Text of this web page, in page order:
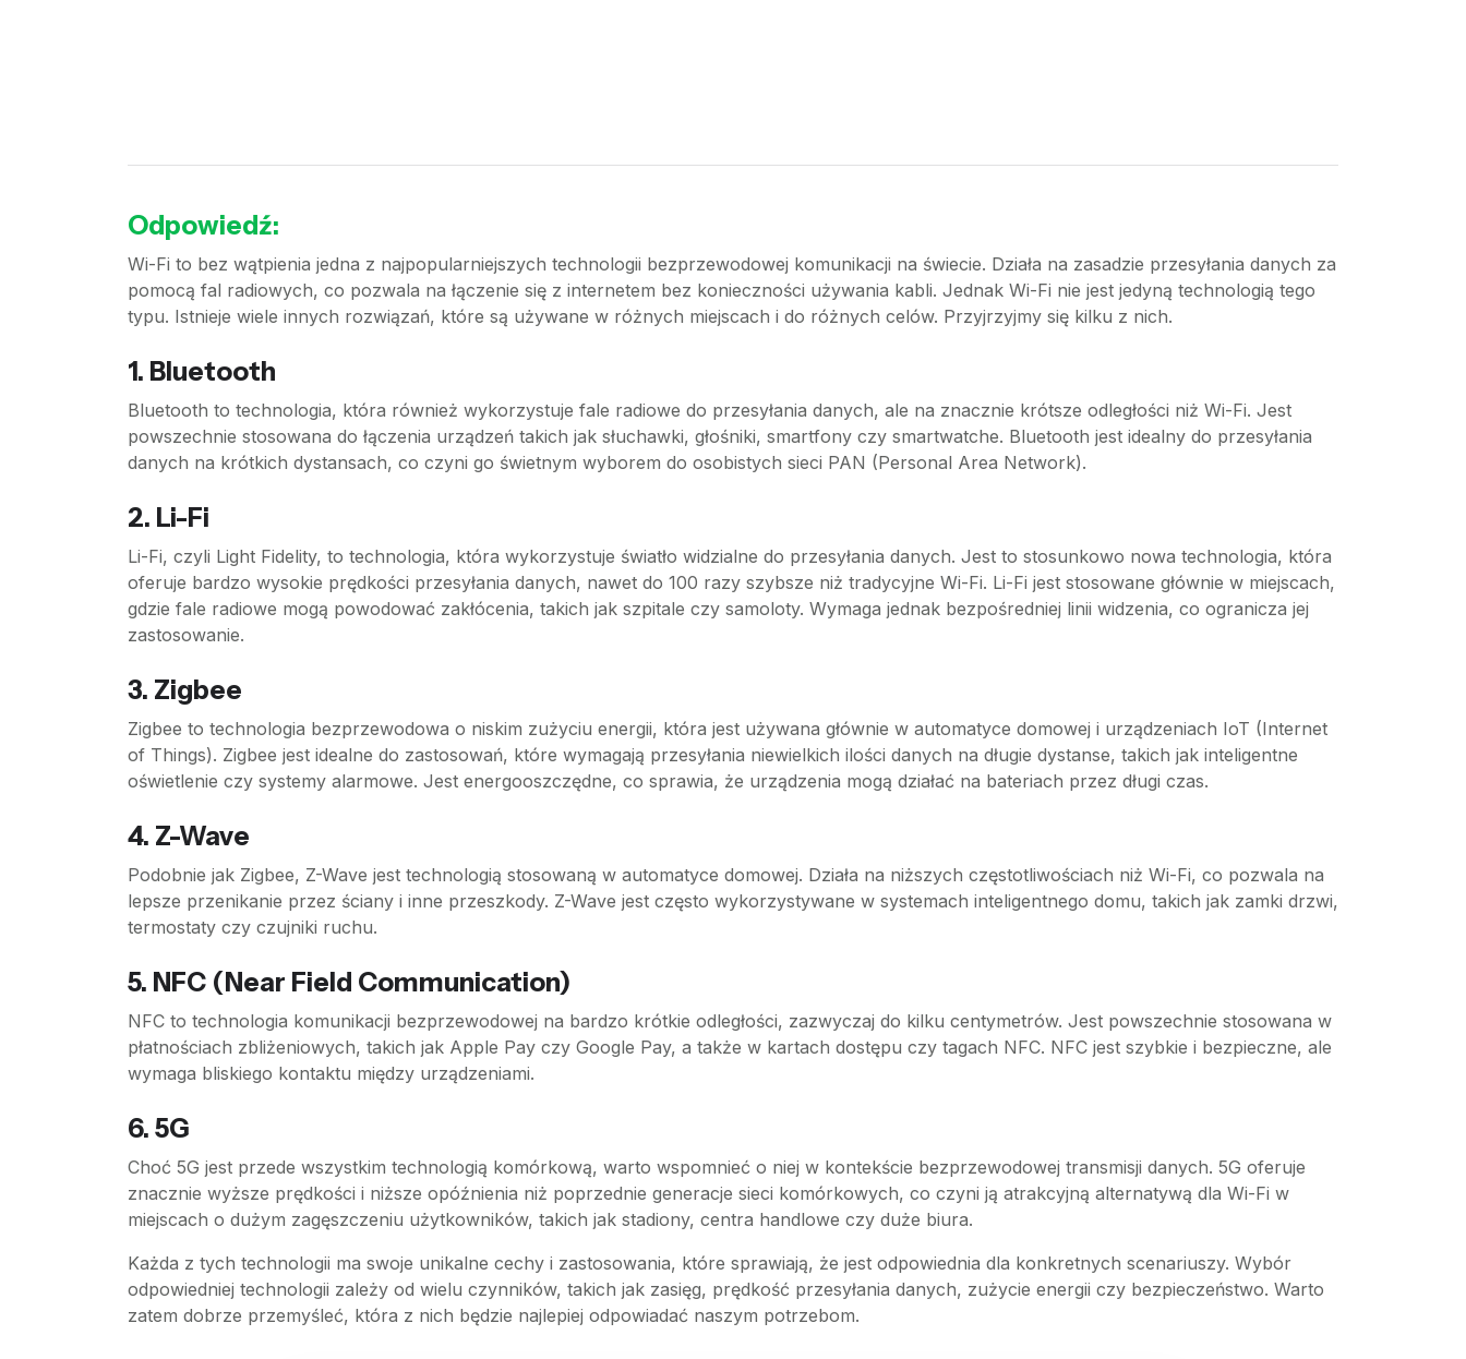
Odpowiedź:
Wi-Fi to bez wątpienia jedna z najpopularniejszych technologii bezprzewodowej komunikacji na świecie. Działa na zasadzie przesyłania danych za
pomocą fal radiowych, co pozwala na łączenie się z internetem bez konieczności używania kabli. Jednak Wi-Fi nie jest jedyną technologią tego
typu. Istnieje wiele innych rozwiązań, które są używane w różnych miejscach i do różnych celów. Przyjrzyjmy się kilku z nich.
1. Bluetooth
Bluetooth to technologia, która również wykorzystuje fale radiowe do przesyłania danych, ale na znacznie krótsze odległości niż Wi-Fi. Jest
powszechnie stosowana do łączenia urządzeń takich jak słuchawki, głośniki, smartfony czy smartwatche. Bluetooth jest idealny do przesyłania
danych na krótkich dystansach, co czyni go świetnym wyborem do osobistych sieci PAN (Personal Area Network).
2. Li-Fi
Li-Fi, czyli Light Fidelity, to technologia, która wykorzystuje światło widzialne do przesyłania danych. Jest to stosunkowo nowa technologia, która
oferuje bardzo wysokie prędkości przesyłania danych, nawet do 100 razy szybsze niż tradycyjne Wi-Fi. Li-Fi jest stosowane głównie w miejscach,
gdzie fale radiowe mogą powodować zakłócenia, takich jak szpitale czy samoloty. Wymaga jednak bezpośredniej linii widzenia, co ogranicza jej
zastosowanie.
3. Zigbee
Zigbee to technologia bezprzewodowa o niskim zużyciu energii, która jest używana głównie w automatyce domowej i urządzeniach IoT (Internet
of Things). Zigbee jest idealne do zastosowań, które wymagają przesyłania niewielkich ilości danych na długie dystanse, takich jak inteligentne
oświetlenie czy systemy alarmowe. Jest energooszczędne, co sprawia, że urządzenia mogą działać na bateriach przez długi czas.
4. Z-Wave
Podobnie jak Zigbee, Z-Wave jest technologią stosowaną w automatyce domowej. Działa na niższych częstotliwościach niż Wi-Fi, co pozwala na
lepsze przenikanie przez ściany i inne przeszkody. Z-Wave jest często wykorzystywane w systemach inteligentnego domu, takich jak zamki drzwi,
termostaty czy czujniki ruchu.
5. NFC (Near Field Communication)
NFC to technologia komunikacji bezprzewodowej na bardzo krótkie odległości, zazwyczaj do kilku centymetrów. Jest powszechnie stosowana w
płatnościach zbliżeniowych, takich jak Apple Pay czy Google Pay, a także w kartach dostępu czy tagach NFC. NFC jest szybkie i bezpieczne, ale
wymaga bliskiego kontaktu między urządzeniami.
6. 5G
Choć 5G jest przede wszystkim technologią komórkową, warto wspomnieć o niej w kontekście bezprzewodowej transmisji danych. 5G oferuje
znacznie wyższe prędkości i niższe opóźnienia niż poprzednie generacje sieci komórkowych, co czyni ją atrakcyjną alternatywą dla Wi-Fi w
miejscach o dużym zagęszczeniu użytkowników, takich jak stadiony, centra handlowe czy duże biura.
Każda z tych technologii ma swoje unikalne cechy i zastosowania, które sprawiają, że jest odpowiednia dla konkretnych scenariuszy. Wybór
odpowiedniej technologii zależy od wielu czynników, takich jak zasięg, prędkość przesyłania danych, zużycie energii czy bezpieczeństwo. Warto
zatem dobrze przemyśleć, która z nich będzie najlepiej odpowiadać naszym potrzebom.